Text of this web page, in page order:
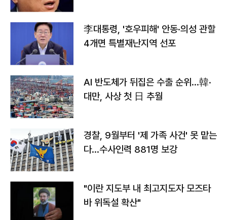
李대통령, '호우피해' 안동·의성 관할
4개면 특별재난지역 선포
AI 반도체가 뒤집은 수출 순위…韓·
대만, 사상 첫 日 추월
경찰, 9월부터 '제 가족 사건' 못 맡는
다…수사인력 881명 보강
"이란 지도부 내 최고지도자 모즈타
바 위독설 확산"